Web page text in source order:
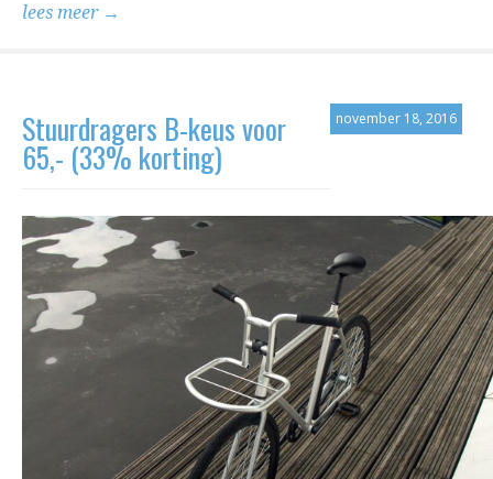
lees meer →
november 18, 2016
Stuurdragers B-keus voor
65,- (33% korting)